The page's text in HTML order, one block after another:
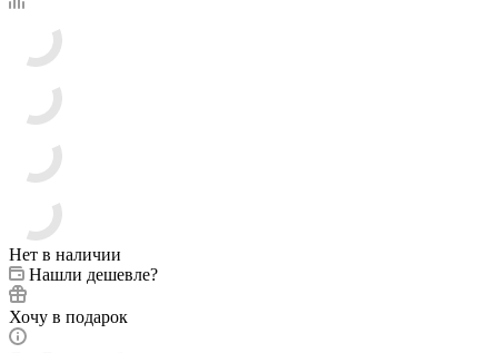
Нет в наличии
Нашли дешевле?
Хочу в подарок